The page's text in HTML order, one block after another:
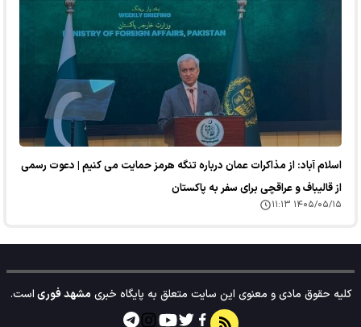
اسلام آباد: از مذاکرات عمان درباره تنگه هرمز حمایت می کنیم | دعوت رسمی
از قالیباف و عراقچی برای سفر به پاکستان
۱۴۰۵/۰۵/۱۵ ۱۱:۱۳
کلیه حقوق مادی و معنوی این سایت متعلق به پایگاه خبریمشهد فوریاست.